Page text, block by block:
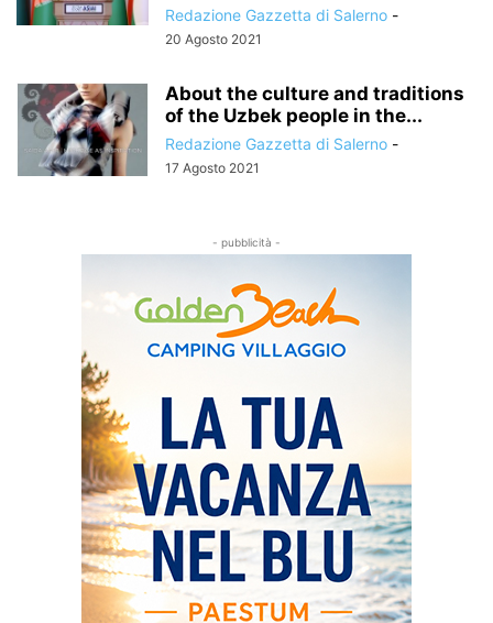
Redazione Gazzetta di Salerno -
20 Agosto 2021
About the culture and traditions
of the Uzbek people in the...
Redazione Gazzetta di Salerno -
17 Agosto 2021
- pubblicità -